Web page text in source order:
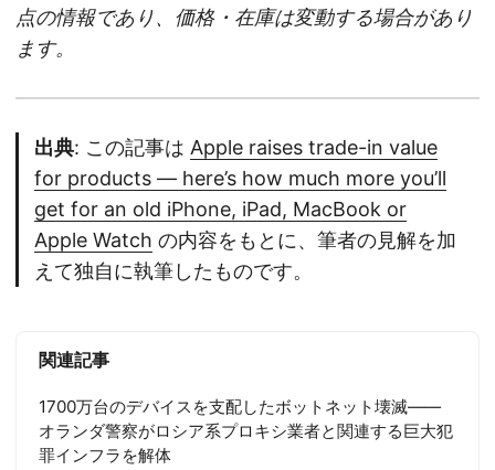
点の情報であり、価格・在庫は変動する場合があり
ます。
出典: この記事は Apple raises trade-in value
for products — here’s how much more you’ll
get for an old iPhone, iPad, MacBook or
Apple Watch の内容をもとに、筆者の見解を加
えて独自に執筆したものです。
関連記事
1700万台のデバイスを支配したボットネット壊滅――
オランダ警察がロシア系プロキシ業者と関連する巨大犯
罪インフラを解体